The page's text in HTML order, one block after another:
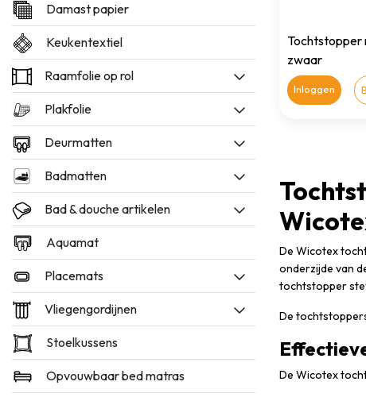
Damast papier
Keukentextiel
Raamfolie op rol
Plakfolie
Deurmatten
Badmatten
Bad & douche artikelen
Aquamat
Placemats
Vliegengordijnen
Stoelkussens
Opvouwbaar bed matras
Tochtstopper
zwaar
Inloggen
De Wicotex
onderzijde van
tochtstopper
De
De Wicotex